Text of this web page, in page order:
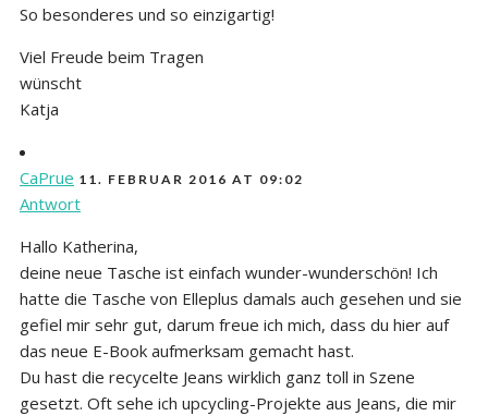
So besonderes und so einzigartig!
Viel Freude beim Tragen
wünscht
Katja
CaPrue 11. FEBRUAR 2016 AT 09:02
Antwort
Hallo Katherina,
deine neue Tasche ist einfach wunder-wunderschön! Ich
hatte die Tasche von Elleplus damals auch gesehen und sie
gefiel mir sehr gut, darum freue ich mich, dass du hier auf
das neue E-Book aufmerksam gemacht hast.
Du hast die recycelte Jeans wirklich ganz toll in Szene
gesetzt. Oft sehe ich upcycling-Projekte aus Jeans, die mir